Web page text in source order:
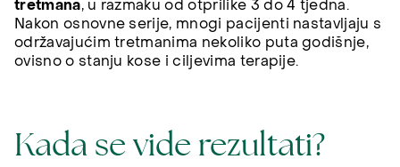
tretmana, u razmaku od otprilike 3 do 4 tjedna.
Nakon osnovne serije, mnogi pacijenti nastavljaju s
održavajućim tretmanima nekoliko puta godišnje,
ovisno o stanju kose i ciljevima terapije.
Kada se vide rezultati?